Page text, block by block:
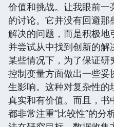
价值和挑战。让我眼前一
的讨论。它并没有回避
解决的问题，而是积极地
并尝试从中找到创新的
某些情况下，为了保证
控制变量方面做出一些
生影响。这种对复杂性的
真实和有价值。而且，书
都非常注重“比较性”的分